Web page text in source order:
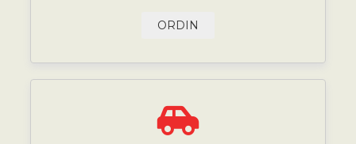
ORDIN